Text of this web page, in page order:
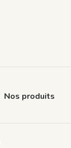
Nos produits